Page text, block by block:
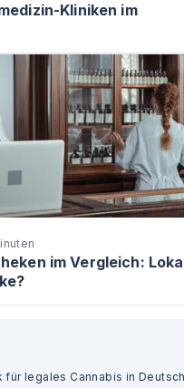
Kliniken im
im Vergleich:
legales Cannabis in